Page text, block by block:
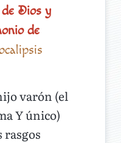
Dios y
de
varón (el
Y único)
rasgos